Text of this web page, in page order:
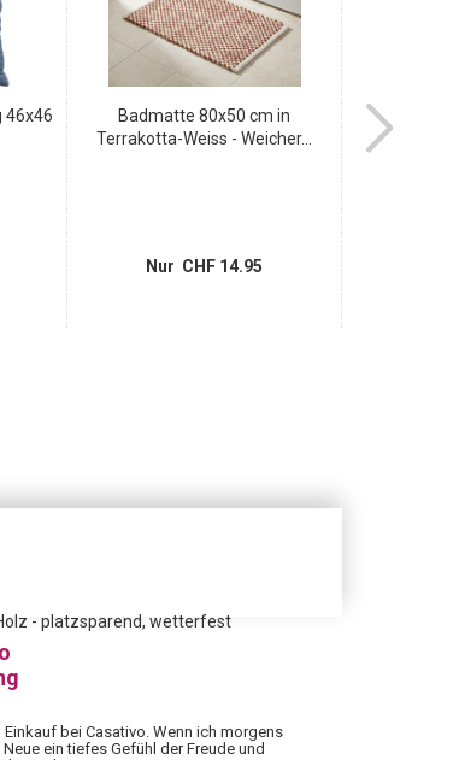
46x46
Badmatte 80x50 cm in
Terrakotta-Weiss - Weicher...
Nur CHF 14.95
Badmatte
- platzsparend, wetterfest
bei Casativo. Wenn ich morgens
ein tiefes Gefühl der Freude und